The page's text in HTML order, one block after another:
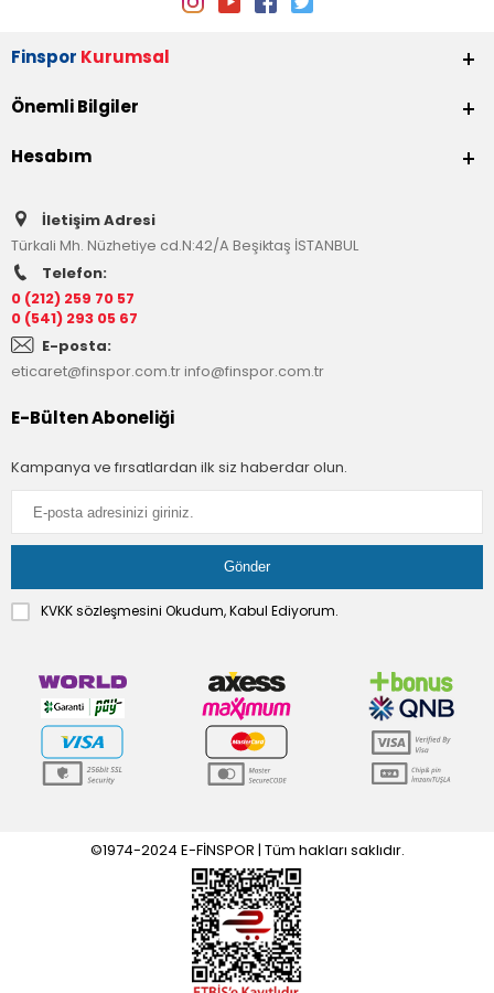
Finspor Kurumsal
Önemli Bilgiler
Hesabım
İletişim Adresi
Türkali Mh. Nüzhetiye cd.N:42/A Beşiktaş İSTANBUL
Telefon:
0 (212) 259 70 57
0 (541) 293 05 67
E-posta:
eticaret@finspor.com.trinfo@finspor.com.tr
E-Bülten Aboneliği
Kampanya ve fırsatlardan ilk siz haberdar olun.
KVKK sözleşmesini Okudum, Kabul Ediyorum.
©1974-2024 E-FİNSPOR | Tüm hakları saklıdır.